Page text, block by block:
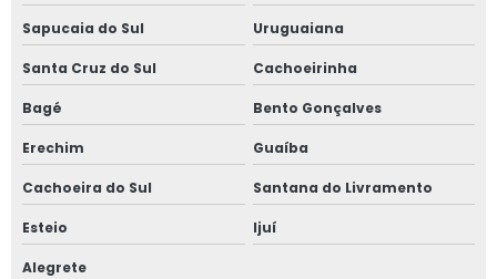
Sapucaia do Sul Uruguaiana
Santa Cruz do Sul Cachoeirinha
Bagé Bento Gonçalves
Erechim Guaíba
Cachoeira do Sul Santana do Livramento
Esteio Ijuí
Alegrete